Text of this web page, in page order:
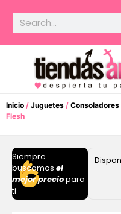
Inicio / Juguetes /
Flesh
Siempre
buscamos el
mejor preciopara
ti